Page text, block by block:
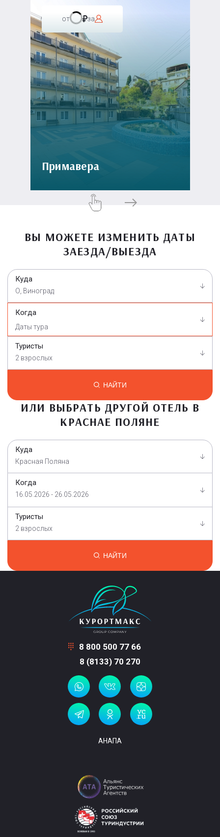
от за
Примавера
ВЫ МОЖЕТЕ ИЗМЕНИТЬ ДАТЫ
ЗАЕЗДА/ВЫЕЗДА
Куда
О, Виноград
Когда
Туристы
2 взрослых
НАЙТИ
ИЛИ ВЫБРАТЬ ДРУГОЙ ОТЕЛЬ В
КРАСНАЕ ПОЛЯНЕ
Куда
Красная Поляна
Когда
16.05.2026 - 26.05.2026
Туристы
2 взрослых
НАЙТИ
8 800 500 77 66
8 (8133) 70 270
АНАПА